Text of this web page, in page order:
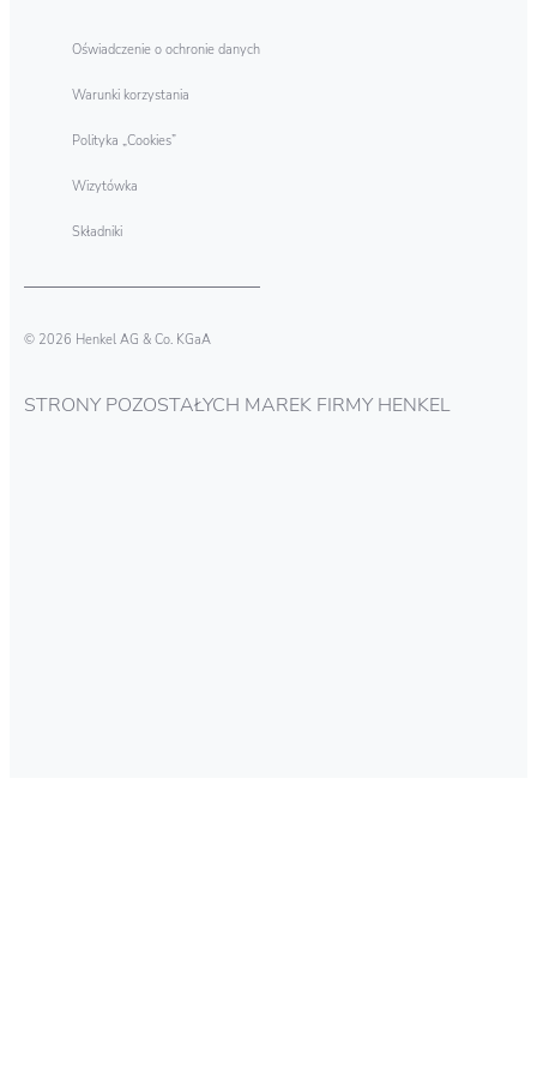
Oświadczenie o ochronie danych
Warunki korzystania
Polityka „Cookies”
Wizytówka
Składniki
© 2026 Henkel AG & Co. KGaA
STRONY POZOSTAŁYCH MAREK FIRMY HENKEL